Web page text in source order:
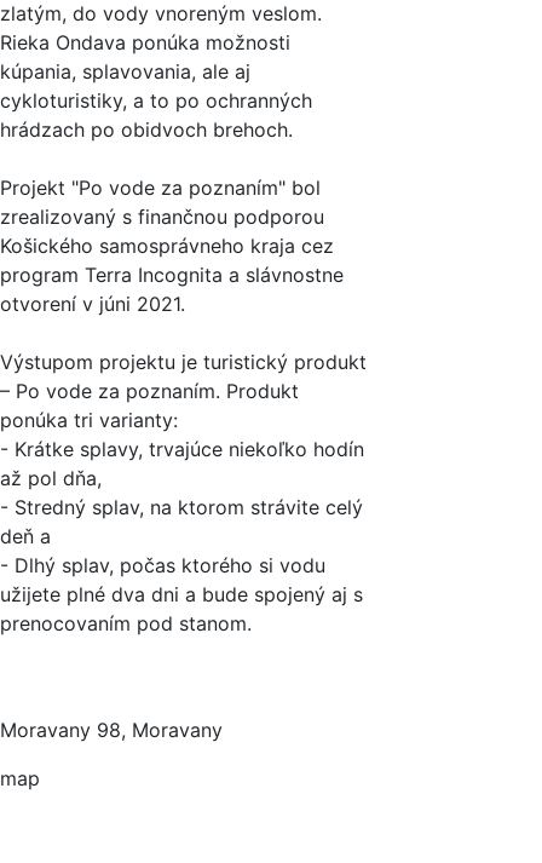
zlatým, do vody vnoreným veslom.
Rieka Ondava ponúka možnosti
kúpania, splavovania, ale aj
cykloturistiky, a to po ochranných
hrádzach po obidvoch brehoch.
Projekt "Po vode za poznaním" bol
zrealizovaný s finančnou podporou
Košického samosprávneho kraja cez
program Terra Incognita a slávnostne
otvorení v júni 2021.
Výstupom projektu je turistický produkt
– Po vode za poznaním. Produkt
ponúka tri varianty:
- Krátke splavy, trvajúce niekoľko hodín
až pol dňa,
- Stredný splav, na ktorom strávite celý
deň a
- Dlhý splav, počas ktorého si vodu
užijete plné dva dni a bude spojený aj s
prenocovaním pod stanom.
Moravany 98, Moravany
map